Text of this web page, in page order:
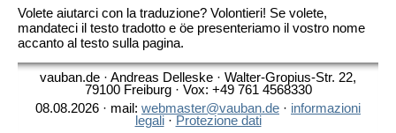
Volete aiutarci con la traduzione? Volontieri! Se volete,
mandateci il testo tradotto e öe presenteriamo il vostro nome
accanto al testo sulla pagina.
vauban.de · Andreas Delleske · Walter-Gropius-Str. 22,
79100 Freiburg · Vox: +49 761 4568330
08.08.2026 · mail: webmaster@vauban.de · informazioni
legali· Protezione dati